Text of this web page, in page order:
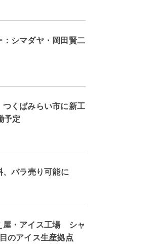
：シマダヤ・岡田賢二
つくばみらい市に新工
予定
バラ売り可能に
屋・アイス工場 シャ
のアイス生産拠点